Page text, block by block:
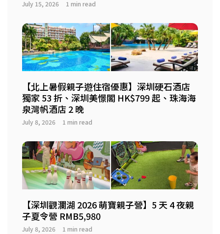
July 15, 2026 1 min read
【北上暑假親子遊住宿優惠】深圳硬石酒店
獨家 53 折、深圳美憬閣 HK$799 起、珠海海
泉灣帆酒店 2 晚
July 8, 2026 1 min read
【深圳觀瀾湖 2026 萌寶親子營】5 天 4 夜親
子夏令營 RMB5,980
July 8, 2026 1 min read